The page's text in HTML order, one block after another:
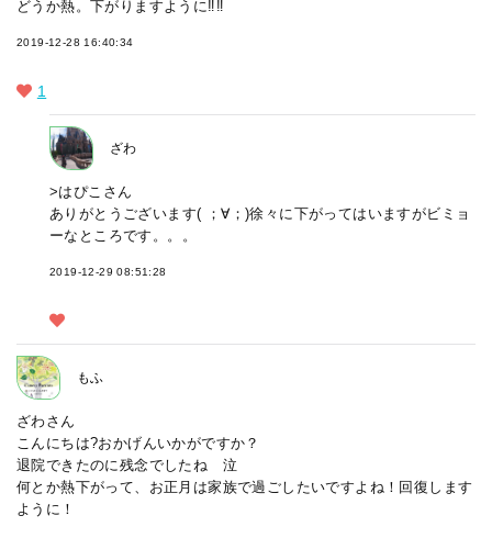
どうか熱。下がりますように‼️‼️
2019-12-28 16:40:34
1
ざわ
>はぴこさん
ありがとうございます( ；∀；)徐々に下がってはいますがビミョ
ーなところです。。。
2019-12-29 08:51:28
もふ
ざわさん
こんにちは?おかげんいかがですか？
退院できたのに残念でしたね 泣
何とか熱下がって、お正月は家族で過ごしたいですよね！回復します
ように！